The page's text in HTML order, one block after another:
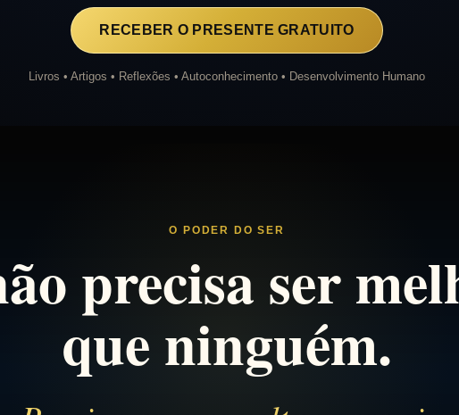
RECEBER O PRESENTE GRATUITO
Livros • Artigos • Reflexões • Autoconhecimento • Desenvolvimento Humano
O PODER DO SER
precisa ser
que ninguém.